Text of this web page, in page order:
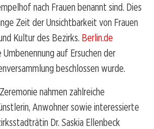
nach Frauen benannt sind. Dies
Zeit der Unsichtbarkeit von Frauen
Kultur des Bezirks. Berlin.de
auf Ersuchen der
beschlossen wurde.
nahmen zahlreiche
Anwohner sowie interessierte
Dr. Saskia Ellenbeck